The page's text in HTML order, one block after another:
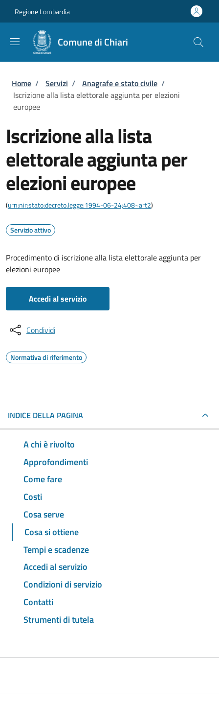
Regione Lombardia
Comune di Chiari
Briciole di pane
Home / Servizi / Anagrafe e stato civile /
Iscrizione alla lista elettorale aggiunta per elezioni
europee
Iscrizione alla lista
elettorale aggiunta per
elezioni europee
(urn:nir:stato:decreto.legge:1994-06-24;408~art2)
Servizio attivo
Procedimento di iscrizione alla lista elettorale aggiunta per
elezioni europee
Accedi al servizio
Condividi
Normativa di riferimento
INDICE DELLA PAGINA
A chi è rivolto
Approfondimenti
Come fare
Costi
Cosa serve
Cosa si ottiene
Tempi e scadenze
Accedi al servizio
Condizioni di servizio
Contatti
Strumenti di tutela